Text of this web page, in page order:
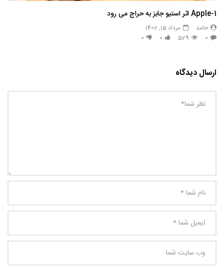
Apple-1 اثر استیو جابز به حراج می رود
حامد
مرداد 15, 1402
0
529
0
0
ارسال دیدگاه